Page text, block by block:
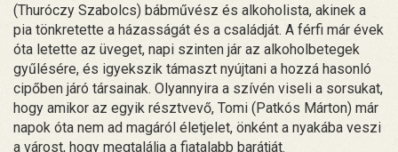
(Thuróczy Szabolcs) bábművész és alkoholista, akinek a
pia tönkretette a házasságát és a családját. A férfi már évek
óta letette az üveget, napi szinten jár az alkoholbetegek
gyűlésére, és igyekszik támaszt nyújtani a hozzá hasonló
cipőben járó társainak. Olyannyira a szívén viseli a sorsukat,
hogy amikor az egyik résztvevő, Tomi (Patkós Márton) már
napok óta nem ad magáról életjelet, önként a nyakába veszi
a várost, hogy megtalálja a fiatalabb barátját.